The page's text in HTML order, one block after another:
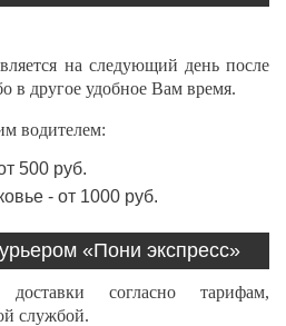
на следующий день после
в другое удобное Вам время.
водителем:
500 руб.
- от 1000 руб.
«Пони экспресс»
согласно тарифам,
службой.